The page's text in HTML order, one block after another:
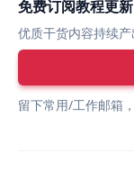
免费订阅教程更新
优质干货内容持续
留下常用/工作邮箱